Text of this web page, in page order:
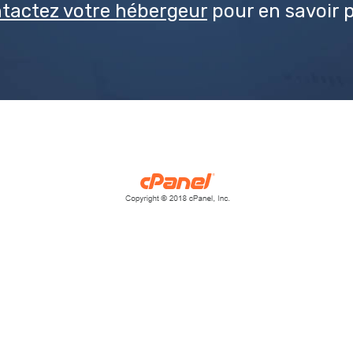
votre hébergeur pour en savoir